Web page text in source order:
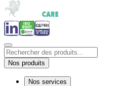
Nos produits
Nos services